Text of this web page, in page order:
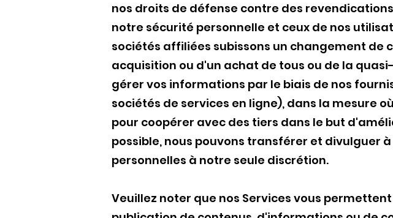
nos droits de défense contre des
notre sécurité personnelle et ceux de nos
sociétés affiliées subissons un changement de
acquisition ou d'un achat de tous ou de la
gérer vos informations par le biais de nos
sociétés de services en ligne), dans la mesure
pour coopérer avec des tiers dans le but
possible, nous pouvons transférer et divulguer
personnelles à notre seule discrétion.
Veuillez noter que nos Services vous